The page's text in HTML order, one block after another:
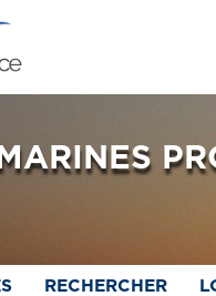
RECHERCHER